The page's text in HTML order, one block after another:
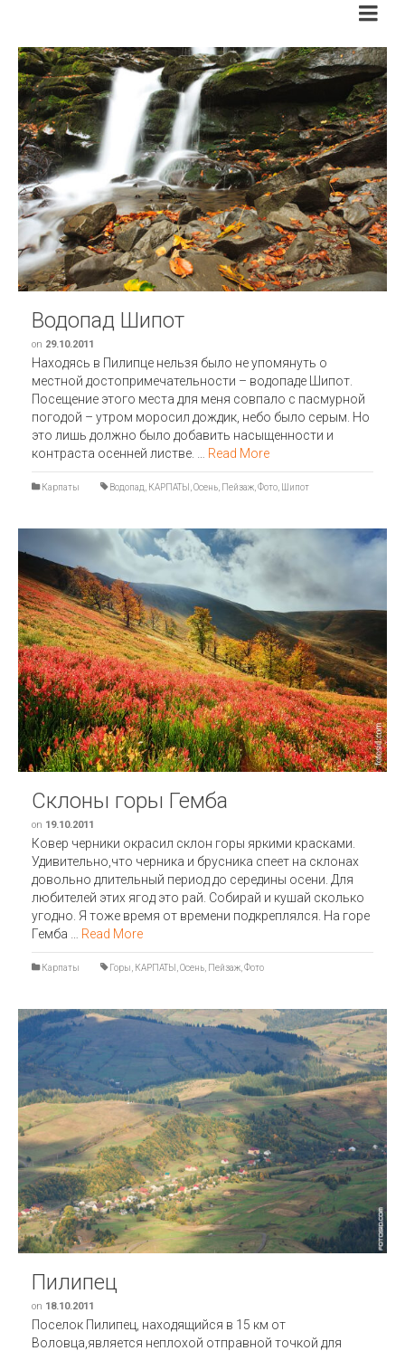
Водопад Шипот
on 29.10.2011
Находясь в Пилипце нельзя было не упомянуть о
местной достопримечательности – водопаде Шипот.
Посещение этого места для меня совпало с пасмурной
погодой – утром моросил дождик, небо было серым. Но
это лишь должно было добавить насыщенности и
контраста осенней листве. … Read More
Карпаты Водопад КАРПАТЫ Осень Пейзаж Фото Шипот
Склоны горы Гемба
on 19.10.2011
Ковер черники окрасил склон горы яркими красками.
Удивительно,что черника и брусника спеет на склонах
довольно длительный период до середины осени. Для
любителей этих ягод это рай. Собирай и кушай сколько
угодно. Я тоже время от времени подкреплялся. На горе
Гемба … Read More
Карпаты Горы КАРПАТЫ Осень Пейзаж Фото
Пилипец
on 18.10.2011
Поселок Пилипец, находящийся в 15 км от
Воловца,является неплохой отправной точкой для